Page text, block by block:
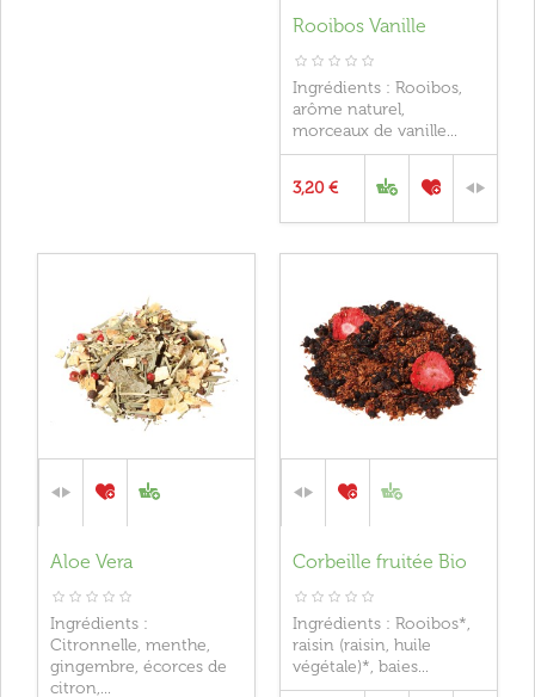
Rooibos Vanille
Ingrédients : Rooibos,
arôme naturel,
morceaux de vanille...
3,20 €
Aloe Vera
Ingrédients :
Citronnelle, menthe,
gingembre, écorces de
citron,...
Corbeille fruitée Bio
Ingrédients : Rooibos*,
raisin (raisin, huile
végétale)*, baies...